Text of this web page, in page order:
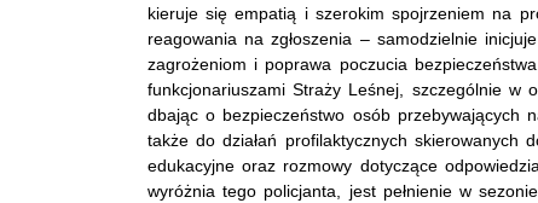
kieruje się empatią i szerokim spojrzeniem na
reagowania na zgłoszenia – samodzielnie
zagrożeniom i poprawa poczucia
funkcjonariuszami Straży Leśnej, szczególnie w
dbając o bezpieczeństwo osób przebywających
także do działań profilaktycznych skierowanych
edukacyjne oraz rozmowy dotyczące
wyróżnia tego policjanta, jest pełnienie w